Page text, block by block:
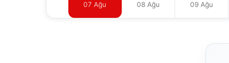
07 Ağu 08 Ağu 09 Ağu